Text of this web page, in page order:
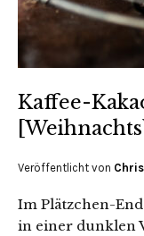
Kaffee-
Veröffentlicht von
Im Plätzchen-
in einer dunklen